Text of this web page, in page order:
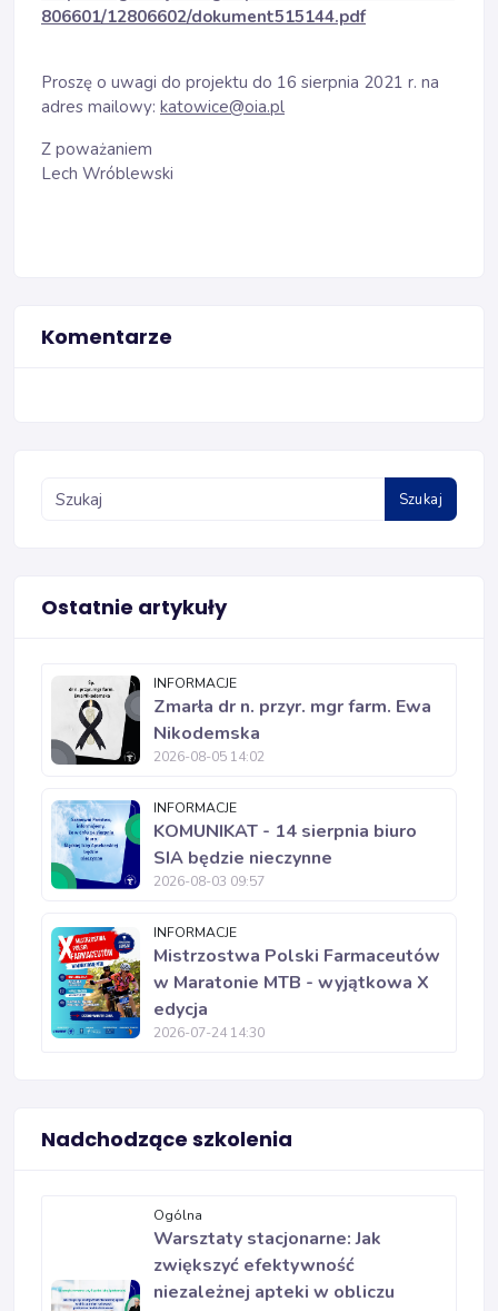
806601/12806602/dokument515144.pdf
Proszę o uwagi do projektu do 16 sierpnia 2021 r. na
adres mailowy: katowice@oia.pl
Z poważaniem
Lech Wróblewski
Komentarze
Szukaj
Ostatnie artykuły
INFORMACJE
Zmarła dr n. przyr. mgr farm. Ewa
Nikodemska
2026-08-05 14:02
INFORMACJE
KOMUNIKAT - 14 sierpnia biuro
SIA będzie nieczynne
2026-08-03 09:57
INFORMACJE
Mistrzostwa Polski Farmaceutów
w Maratonie MTB - wyjątkowa X
edycja
2026-07-24 14:30
Nadchodzące szkolenia
Ogólna
Warsztaty stacjonarne: Jak
zwiększyć efektywność
niezależnej apteki w obliczu